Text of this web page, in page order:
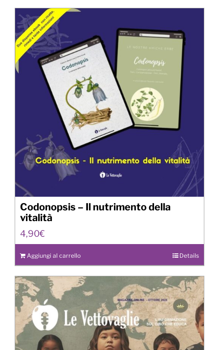
Codonopsis – Il nutrimento della
vitalità
4,90€
Aggiungi al carrello Details